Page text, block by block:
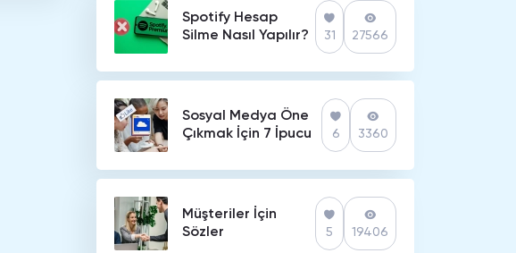
Spotify Hesap
Silme Nasıl Yapılır?
31 27566
Sosyal Medya Öne
Çıkmak İçin 7 İpucu
6 3360
Müşteriler İçin
Sözler
5 19406